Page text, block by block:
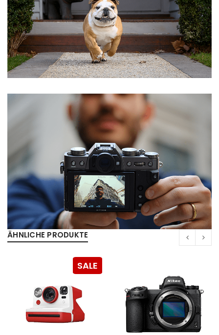
Ein Link zum Erstellen eines neuen Passworts wird an
deine E-Mail-Adresse gesendet.
NEWSLETTER ABONNIEREN
Please select all the ways you would like to hear from
Ich stimme zu
Ja, ich möchte ein Kundenkonto eröffnen und
akzeptiere die
Datenschutzerklärung
REGISTRIEREN
ÄHNLICHE PRODUKTE
SALE